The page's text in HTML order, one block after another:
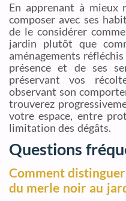
En apprenant à mieux
composer avec ses
de le considérer
jardin plutôt que
aménagements
présence et de ses
préservant vos
observant son
trouverez
votre espace, entre
limitation des dégâts.
Questions
Comment
du merle noir au